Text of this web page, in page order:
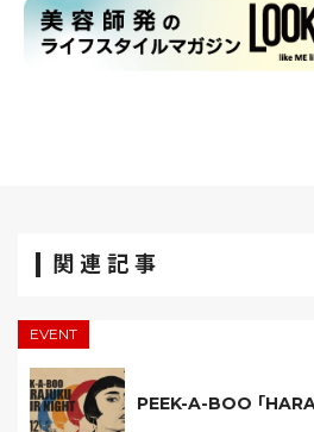
関連記事
EVENT
PEEK-A-BOO 「